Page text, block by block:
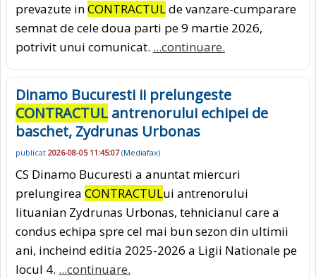
prevazute inCONTRACTULde vanzare-cumparare
semnat de cele doua parti pe 9 martie 2026,
potrivit unui comunicat. ...continuare.
Dinamo Bucuresti ii prelungeste
CONTRACTUL antrenorului echipei de
baschet, Zydrunas Urbonas
publicat 2026-08-05 11:45:07(Mediafax)
CS Dinamo Bucuresti a anuntat miercuri
prelungirea CONTRACTULui antrenorului
lituanian Zydrunas Urbonas, tehnicianul care a
condus echipa spre cel mai bun sezon din ultimii
ani, incheind editia 2025-2026 a Ligii Nationale pe
locul 4. ...continuare.